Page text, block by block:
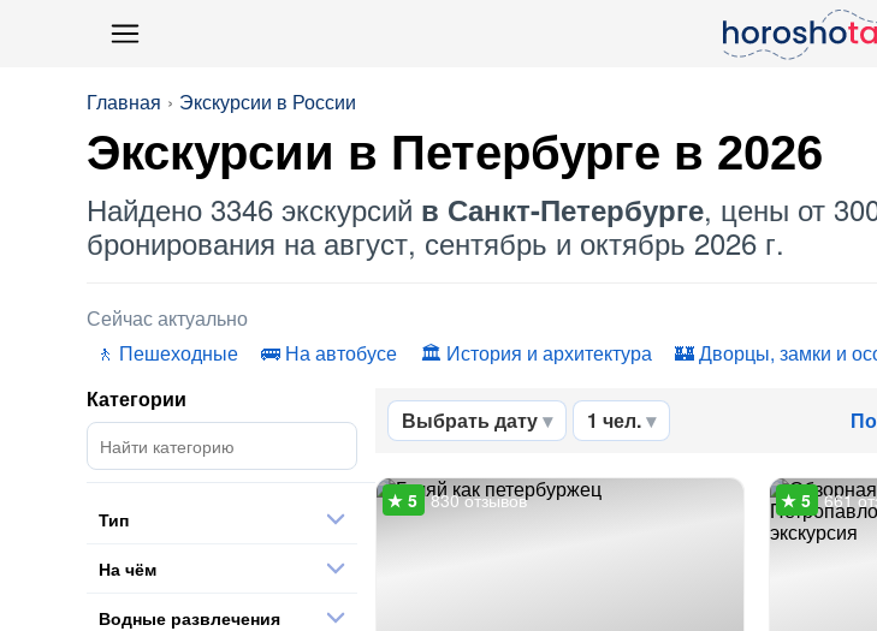
Главная Экскурсии в России
Экскурсии в Петербурге в 2026
Найдено 3346 экскурсий в Санкт-Петербурге, цены от
бронирования на август, сентябрь и октябрь 2026 г.
Сейчас актуально
Пешеходные
На автобусе История и архитектура Дворцы, замки и
Выбрать дату 1 чел.
830 отзывов 661
Категории
Тип
На чём
Водные развлечения